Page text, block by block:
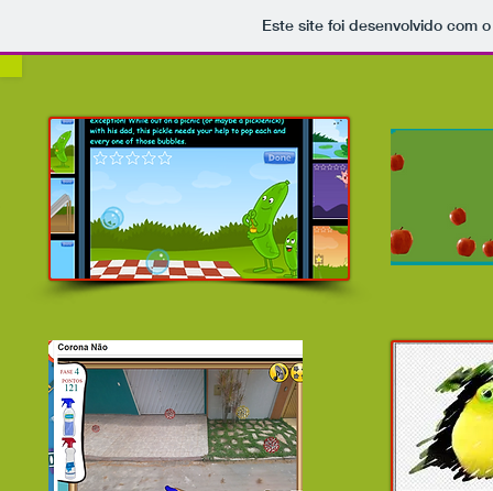
Este site foi desenvolvido com